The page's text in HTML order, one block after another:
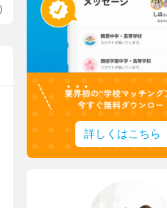
詳しくはこちら